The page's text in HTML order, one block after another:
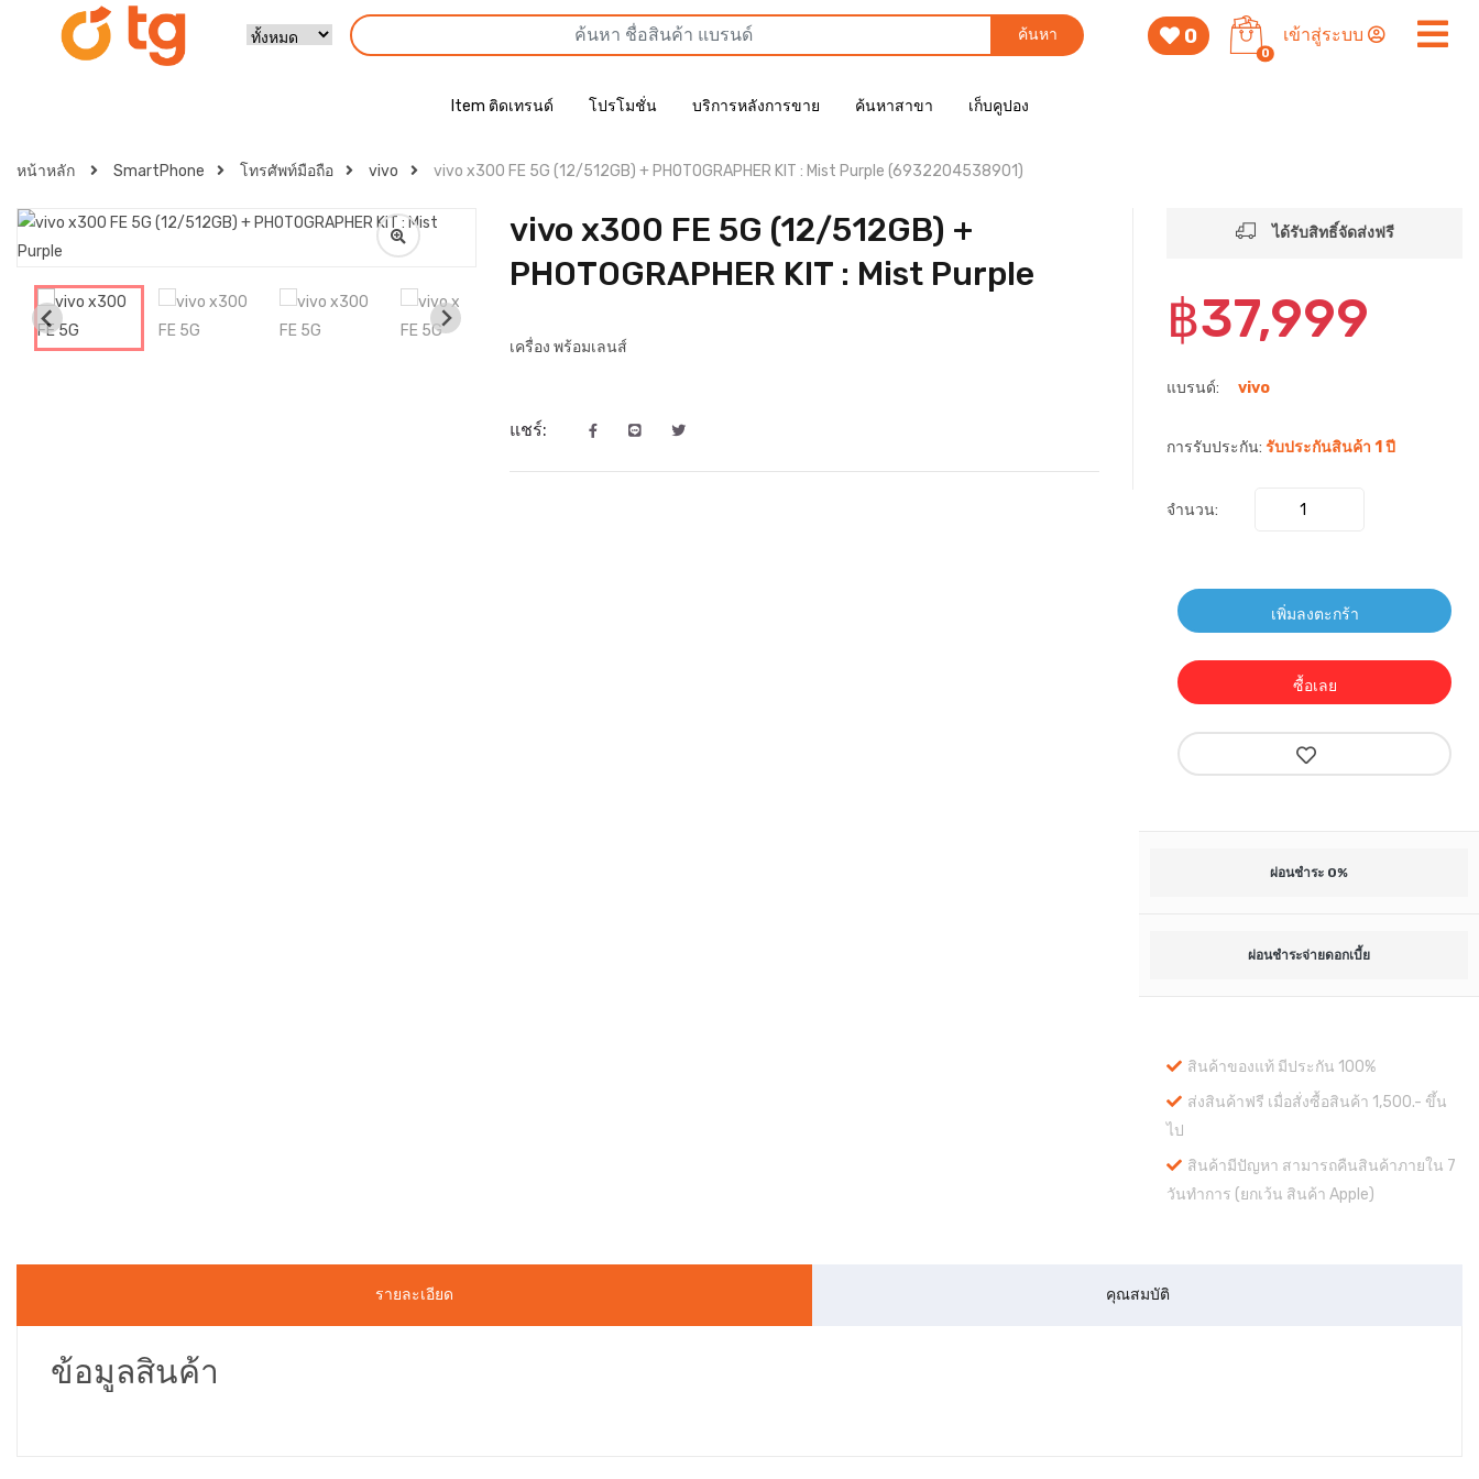
ค้นหา 0
0
เข้าสู่ระบบ
Item ติดเทรนด์ โปรโมชั่น บริการหลังการขาย ค้นหาสาขา เก็บคูปอง
หน้าหลัก SmartPhone โทรศัพท์มือถือ vivo vivo x300 FE 5G (12/512GB) + PHOTOGRAPHER KIT : Mist Purple (6932204538901)
vivo x300 FE 5G (12/512GB) +
PHOTOGRAPHER KIT : Mist Purple
เครื่อง พร้อมเลนส์
แชร์:
ได้รับสิทธิ์จัดส่งฟรี
฿37,999
แบรนด์: vivo
การรับประกัน: รับประกันสินค้า 1 ปี
จำนวน:
เพิ่มลงตะกร้า
ซื้อเลย
ผ่อนชำระ 0%
ผ่อนชำระจ่ายดอกเบี้ย
สินค้าของแท้ มีประกัน 100%
ส่งสินค้าฟรี เมื่อสั่งซื้อสินค้า 1,500.- ขึ้น
ไป
สินค้ามีปัญหา สามารถคืนสินค้าภายใน 7
วันทำการ (ยกเว้น สินค้า Apple)
รายละเอียด คุณสมบัติ
ข้อมูลสินค้า